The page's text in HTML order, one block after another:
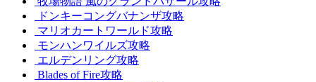
ドンキーコングバナンザ攻略
マリオカートワールド攻略
モンハンワイルズ攻略
エルデンリング攻略
Blades of Fire攻略